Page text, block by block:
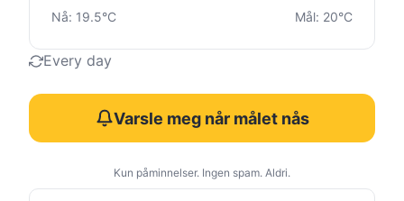
Nå: 19.5°C Mål: 20°C
Every day
Varsle meg når målet nås
Kun påminnelser. Ingen spam. Aldri.